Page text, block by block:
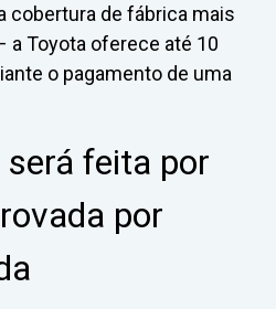
cobertura de fábrica mais
a Toyota oferece até 10
o pagamento de uma
feita por
por